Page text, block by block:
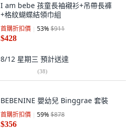
I am bebe 孩童長袖襯衫+吊帶長褲
+格紋蝴蝶結領巾組
首購折扣價 53%$911
$428
8/12 星期三 預計送達
(38)
BEBENINE 嬰幼兒 Binggrae 套裝
首購折扣價 59%$878
$356